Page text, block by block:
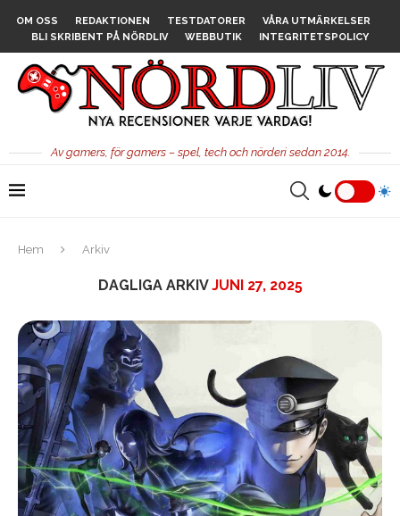
OM OSS REDAKTIONEN TESTDATORER
VÅRA UTMÄRKELSER
BLI SKRIBENT PÅ NÖRDLIV
WEBBUTIK INTEGRITETSPOLICY
Av gamers, för gamers – spel, tech och nörderi sedan 2014.
Hem Arkiv
DAGLIGA ARKIVJUNI 27, 2025